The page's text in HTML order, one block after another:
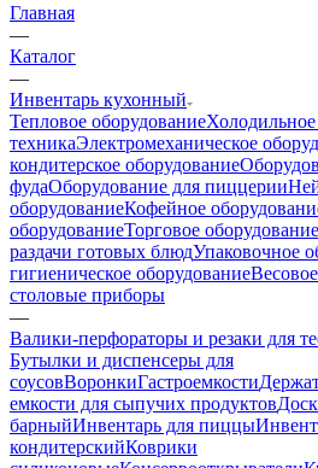
Главная
—
Каталог
—
Инвентарь кухонный
Тепловое оборудование
техникаЭлектромеханическое
кондитерское оборудование
фудаОборудование для пиццерии
оборудованиеКофейное
оборудованиеТорговое оборудование
раздачи готовых блюдУпаковочное
гигиеническое оборудование
столовые приборы
—
Валики-перфораторы и резаки для
Бутылки и диспенсеры для
соусовВоронкиГастроемкости
емкости для сыпучих продуктов
барныйИнвентарь для пиццы
кондитерскийКоврики